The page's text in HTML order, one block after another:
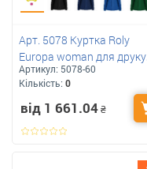
Арт. 5078 Куртка Roly
Europa woman для друку
вашого логотипу
Артикул: 5078-60
Кількість: 0
від 1 661.04₴